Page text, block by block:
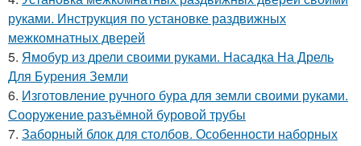
руками. Инструкция по установке раздвижных
межкомнатных дверей
5. Ямобур из дрели своими руками. Насадка На Дрель
Для Бурения Земли
6. Изготовление ручного бура для земли своими руками.
Сооружение разъёмной буровой трубы
7. Заборный блок для столбов. Особенности наборных